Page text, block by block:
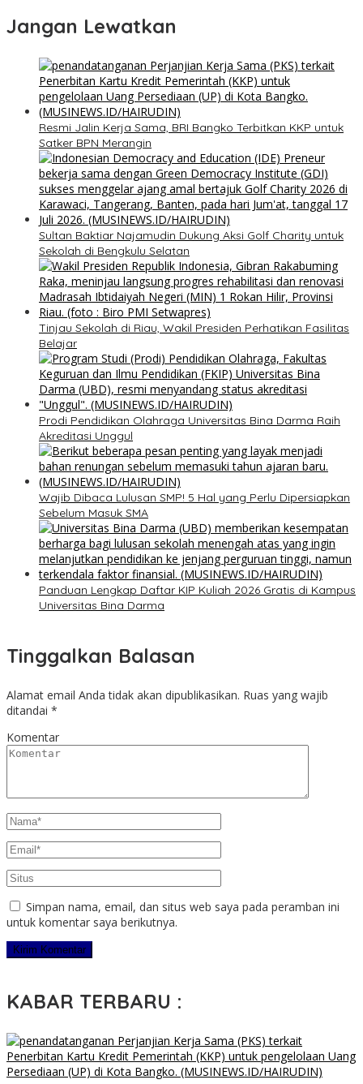
Jangan Lewatkan
​Resmi Jalin Kerja Sama, BRI Bangko Terbitkan KKP untuk
Satker BPN Merangin
Sultan Baktiar Najamudin Dukung Aksi Golf Charity untuk
Sekolah di Bengkulu Selatan
Tinjau Sekolah di Riau, Wakil Presiden Perhatikan Fasilitas
Belajar
Prodi Pendidikan Olahraga Universitas Bina Darma Raih
Akreditasi Unggul
Wajib Dibaca Lulusan SMP! 5 Hal yang Perlu Dipersiapkan
Sebelum Masuk SMA
Panduan Lengkap Daftar KIP Kuliah 2026 Gratis di Kampus
Universitas Bina Darma
Tinggalkan Balasan
Alamat email Anda tidak akan dipublikasikan. Ruas yang wajib
ditandai *
Komentar
Simpan nama, email, dan situs web saya pada peramban ini
untuk komentar saya berikutnya.
KABAR TERBARU :